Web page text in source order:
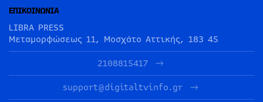
ΕΠΙΚΟΙΝΩΝΙΑ
LIBRA PRESS
Μεταμορφώσεως 11, Μοσχάτο Αττικής, 183 45
2108815417
support@digitaltvinfo.gr